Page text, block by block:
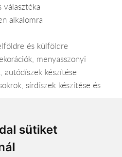
sütiket
választéka
alkalomra
és külföldre
menyasszonyi
autódíszek készítése
sírdíszek készítése és
lakásokba, irodákba, céges
és karbantartása
tea- és